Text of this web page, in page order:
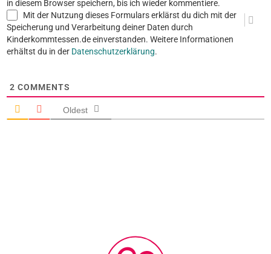
in diesem Browser speichern, bis ich wieder kommentiere.
Mit der Nutzung dieses Formulars erklärst du dich mit der
Speicherung und Verarbeitung deiner Daten durch
Kinderkommtessen.de einverstanden. Weitere Informationen
erhältst du in der Datenschutzerklärung.
2 COMMENTS
Oldest